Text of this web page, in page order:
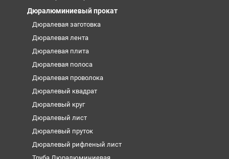
Дюралюминиевый прокат
Дюралевая заготовка
Дюралевая лента
Дюралевая плита
Дюралевая полоса
Дюралевая проволока
Дюралевый квадрат
Дюралевый круг
Дюралевый лист
Дюралевый пруток
Дюралевый рифленый лист